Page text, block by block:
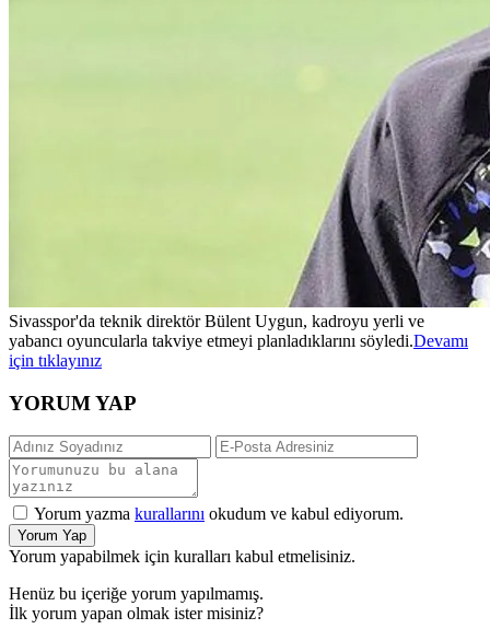
Sivasspor'da teknik direktör Bülent Uygun, kadroyu yerli ve
yabancı oyuncularla takviye etmeyi planladıklarını söyledi.Devamı
için tıklayınız
YORUM YAP
Yorum yazma kurallarını okudum ve kabul ediyorum.
Yorum Yap
Yorum yapabilmek için kuralları kabul etmelisiniz.
Henüz bu içeriğe yorum yapılmamış.
İlk yorum yapan olmak ister misiniz?